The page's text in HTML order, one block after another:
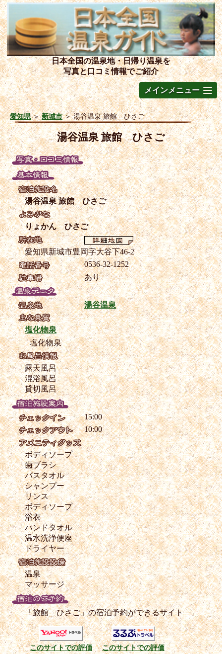
日本全国の温泉地・日帰り温泉を
写真と口コミ情報でご紹介
メインメニュー
愛知県＞新城市＞湯谷温泉 旅館 ひさご
湯谷温泉 旅館 ひさご
湯谷温泉 旅館 ひさご
りょかん ひさご
愛知県新城市豊岡字大谷下46-2
0536-32-1252
あり
湯谷温泉
塩化物泉
塩化物泉
露天風呂
混浴風呂
貸切風呂
15:00
10:00
ボディソープ
歯ブラシ
バスタオル
シャンプー
リンス
ボディソープ
浴衣
ハンドタオル
温水洗浄便座
ドライヤー
温泉
マッサージ
「旅館 ひさご」の宿泊予約ができるサイト
このサイトでの評価 このサイトでの評価